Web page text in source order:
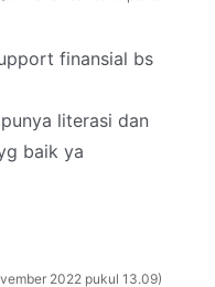
finansial bs
literasi dan
baik ya
2022 pukul 13.09